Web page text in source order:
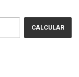
CALCULAR